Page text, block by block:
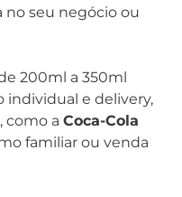
no seu negócio ou
200ml a 350ml
individual e delivery,
como a Coca-Cola
familiar ou venda